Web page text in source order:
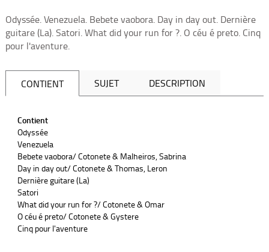
Odyssée. Venezuela. Bebete vaobora. Day in day out. Dernière
guitare (La). Satori. What did your run for ?. O céu é preto. Cinq
pour l'aventure.
CONTIENT SUJET DESCRIPTION
Contient
Odyssée
Venezuela
Bebete vaobora/ Cotonete & Malheiros, Sabrina
Day in day out/ Cotonete & Thomas, Leron
Dernière guitare (La)
Satori
What did your run for ?/ Cotonete & Omar
O céu é preto/ Cotonete & Gystere
Cinq pour l'aventure